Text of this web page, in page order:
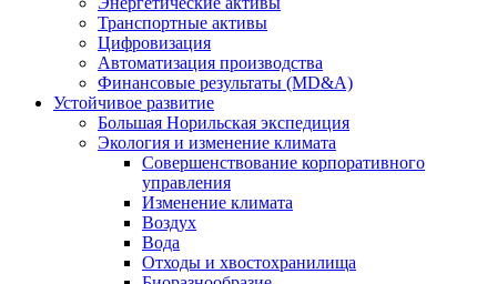
Транспортные активы
Цифровизация
Автоматизация производства
Финансовые результаты (MD&A)
Устойчивое развитие
Большая Норильская экспедиция
Экология и изменение климата
Совершенствование корпоративного
управления
Изменение климата
Воздух
Вода
Отходы и хвостохранилища